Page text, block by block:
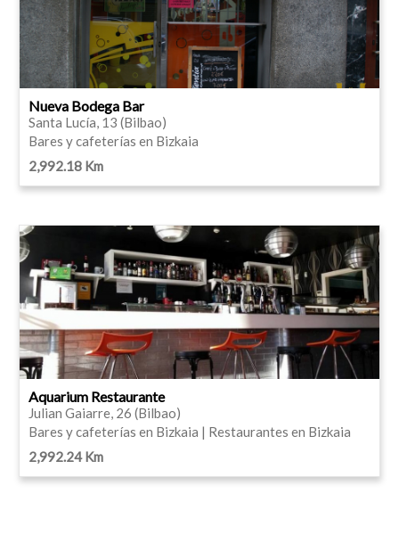
Nueva Bodega Bar
Santa Lucía, 13 (Bilbao)
Bares y cafeterías en Bizkaia
2,992.18 Km
Aquarium Restaurante
Julian Gaiarre, 26 (Bilbao)
Bares y cafeterías en Bizkaia | Restaurantes en Bizkaia
2,992.24 Km